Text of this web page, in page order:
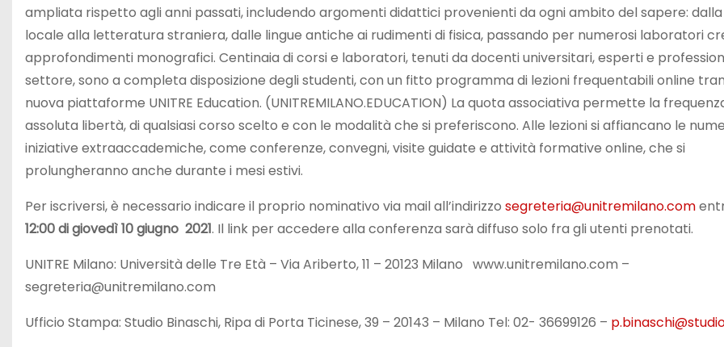
ampliata rispetto agli anni passati, includendo argomenti didattici provenienti da ogni ambito del sapere:
locale alla letteratura straniera, dalle lingue antiche ai rudimenti di fisica, passando per numerosi laboratori
approfondimenti monografici. Centinaia di corsi e laboratori, tenuti da docenti universitari, esperti e
settore, sono a completa disposizione degli studenti, con un fitto programma di lezioni frequentabili online
nuova piattaforme UNITRE Education. (UNITREMILANO.EDUCATION) La quota associativa permette la
assoluta libertà, di qualsiasi corso scelto e con le modalità che si preferiscono. Alle lezioni si affiancano le
iniziative extraaccademiche, come conferenze, convegni, visite guidate e attività formative online, che si
prolungheranno anche durante i mesi estivi.
Per iscriversi, è necessario indicare il proprio nominativo via mail all’indirizzo segreteria@unitremilano.com
12:00 di giovedì 10 giugno 2021. Il link per accedere alla conferenza sarà diffuso solo fra gli utenti prenotati.
UNITRE Milano: Università delle Tre Età – Via Ariberto, 11 – 20123 Milano www.unitremilano.com –
segreteria@unitremilano.com
Ufficio Stampa: Studio Binaschi, Ripa di Porta Ticinese, 39 – 20143 – Milano Tel: 02- 36699126 –